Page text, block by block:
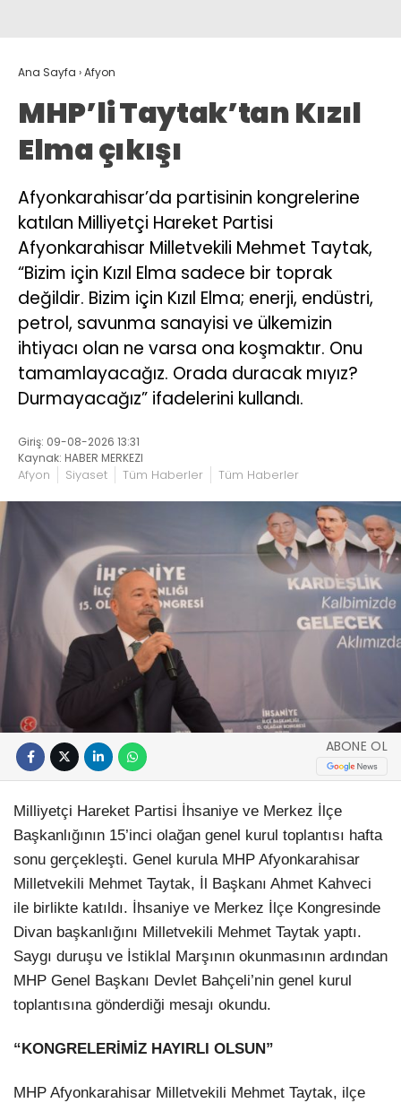
Ana Sayfa ›Afyon
MHP’li Taytak’tan Kızıl
Elma çıkışı
Afyonkarahisar’da partisinin kongrelerine
katılan Milliyetçi Hareket Partisi
Afyonkarahisar Milletvekili Mehmet Taytak,
“Bizim için Kızıl Elma sadece bir toprak
değildir. Bizim için Kızıl Elma; enerji, endüstri,
petrol, savunma sanayisi ve ülkemizin
ihtiyacı olan ne varsa ona koşmaktır. Onu
tamamlayacağız. Orada duracak mıyız?
Durmayacağız” ifadelerini kullandı.
Giriş: 09-08-2026 13:31
Kaynak: HABER MERKEZI
Afyon Siyaset Tüm Haberler Tüm Haberler
ABONE OL
Milliyetçi Hareket Partisi İhsaniye ve Merkez İlçe
Başkanlığının 15’inci olağan genel kurul toplantısı hafta
sonu gerçekleşti. Genel kurula MHP Afyonkarahisar
Milletvekili Mehmet Taytak, İl Başkanı Ahmet Kahveci
ile birlikte katıldı. İhsaniye ve Merkez İlçe Kongresinde
Divan başkanlığını Milletvekili Mehmet Taytak yaptı.
Saygı duruşu ve İstiklal Marşının okunmasının ardından
MHP Genel Başkanı Devlet Bahçeli’nin genel kurul
toplantısına gönderdiği mesajı okundu.
“KONGRELERİMİZ HAYIRLI OLSUN”
MHP Afyonkarahisar Milletvekili Mehmet Taytak, ilçe